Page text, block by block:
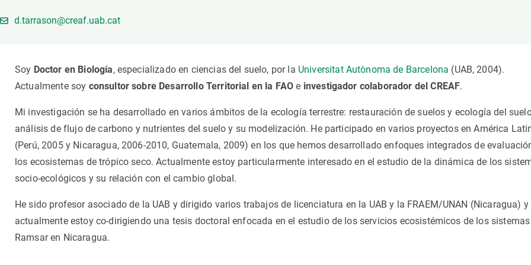
d.tarrason@creaf.uab.cat
Soy Doctor en Biología, especializado en ciencias del suelo, por la Universitat Autònoma de Barcelona (UAB, 2004).
Actualmente soy consultor sobre Desarrollo Territorial en la FAO e investigador colaborador del CREAF.
Mi investigación se ha desarrollado en varios ámbitos de la ecología terrestre: restauración de suelos y ecología del
análisis de flujo de carbono y nutrientes del suelo y su modelización. He participado en varios proyectos en América
(Perú, 2005 y Nicaragua, 2006-2010, Guatemala, 2009) en los que hemos desarrollado enfoques integrados de
los ecosistemas de trópico seco. Actualmente estoy particularmente interesado en el estudio de la dinámica de los
socio-ecológicos y su relación con el cambio global.
He sido profesor asociado de la UAB y dirigido varios trabajos de licenciatura en la UAB y la FRAEM/UNAN (Nicaragua) y
actualmente estoy co-dirigiendo una tesis doctoral enfocada en el estudio de los servicios ecosistémicos de los sistemas
Ramsar en Nicaragua.
Instalaciones
Te
NOTICIAS Y AGENDA
Agenda
Eventos anteriores
Actualidad
Biodiversidad
Cambio global